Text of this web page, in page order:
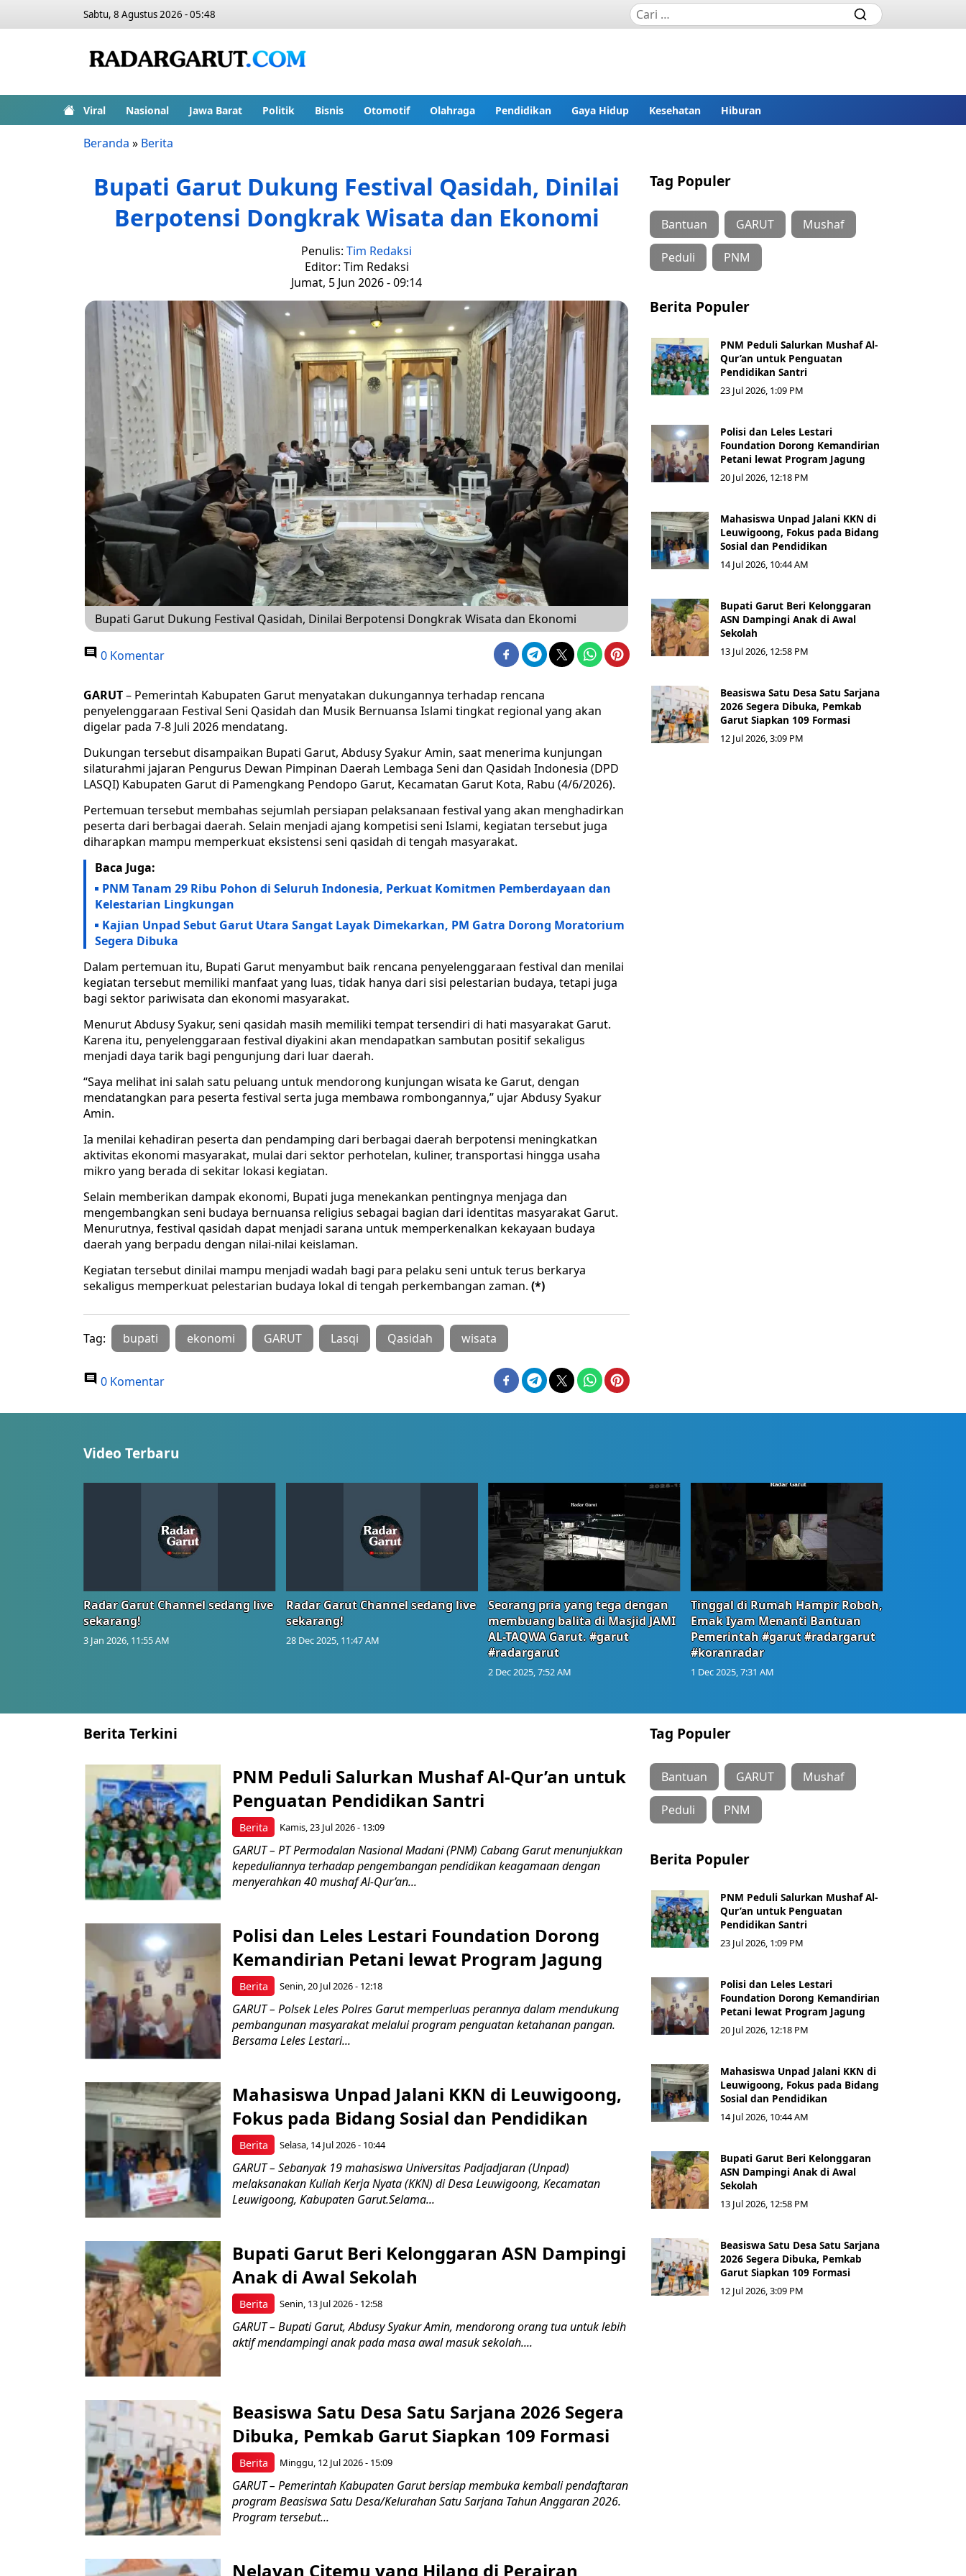
Sabtu, 8 Agustus 2026 - 05:48
Viral Nasional Jawa Barat Politik Bisnis Otomotif Olahraga Pendidikan Gaya Hidup Kesehatan Hiburan
Beranda » Berita
Bupati Garut Dukung Festival Qasidah, Dinilai
Berpotensi Dongkrak Wisata dan Ekonomi
Penulis: Tim Redaksi
Editor: Tim Redaksi
Jumat, 5 Jun 2026 - 09:14
Bupati Garut Dukung Festival Qasidah, Dinilai Berpotensi Dongkrak Wisata dan Ekonomi
0 Komentar
GARUT– Pemerintah Kabupaten Garut menyatakan dukungannya terhadap rencana
penyelenggaraan Festival Seni Qasidah dan Musik Bernuansa Islami tingkat regional yang akan
digelar pada 7-8 Juli 2026 mendatang.
Dukungan tersebut disampaikan Bupati Garut, Abdusy Syakur Amin, saat menerima kunjungan
silaturahmi jajaran Pengurus Dewan Pimpinan Daerah Lembaga Seni dan Qasidah Indonesia (DPD
LASQI) Kabupaten Garut di Pamengkang Pendopo Garut, Kecamatan Garut Kota, Rabu (4/6/2026).
Pertemuan tersebut membahas sejumlah persiapan pelaksanaan festival yang akan menghadirkan
peserta dari berbagai daerah. Selain menjadi ajang kompetisi seni Islami, kegiatan tersebut juga
diharapkan mampu memperkuat eksistensi seni qasidah di tengah masyarakat.
Baca Juga:
PNM Tanam 29 Ribu Pohon di Seluruh Indonesia, Perkuat Komitmen Pemberdayaan dan
Kelestarian Lingkungan
Kajian Unpad Sebut Garut Utara Sangat Layak Dimekarkan, PM Gatra Dorong Moratorium
Segera Dibuka
Dalam pertemuan itu, Bupati Garut menyambut baik rencana penyelenggaraan festival dan menilai
kegiatan tersebut memiliki manfaat yang luas, tidak hanya dari sisi pelestarian budaya, tetapi juga
bagi sektor pariwisata dan ekonomi masyarakat.
Menurut Abdusy Syakur, seni qasidah masih memiliki tempat tersendiri di hati masyarakat Garut.
Karena itu, penyelenggaraan festival diyakini akan mendapatkan sambutan positif sekaligus
menjadi daya tarik bagi pengunjung dari luar daerah.
“Saya melihat ini salah satu peluang untuk mendorong kunjungan wisata ke Garut, dengan
mendatangkan para peserta festival serta juga membawa rombongannya,” ujar Abdusy Syakur
Amin.
Ia menilai kehadiran peserta dan pendamping dari berbagai daerah berpotensi meningkatkan
aktivitas ekonomi masyarakat, mulai dari sektor perhotelan, kuliner, transportasi hingga usaha
mikro yang berada di sekitar lokasi kegiatan.
Selain memberikan dampak ekonomi, Bupati juga menekankan pentingnya menjaga dan
mengembangkan seni budaya bernuansa religius sebagai bagian dari identitas masyarakat Garut.
Menurutnya, festival qasidah dapat menjadi sarana untuk memperkenalkan kekayaan budaya
daerah yang berpadu dengan nilai-nilai keislaman.
Kegiatan tersebut dinilai mampu menjadi wadah bagi para pelaku seni untuk terus berkarya
sekaligus memperkuat pelestarian budaya lokal di tengah perkembangan zaman. (*)
Tag: bupati ekonomi GARUT Lasqi Qasidah wisata
0 Komentar
Tag Populer
Bantuan GARUT Mushaf
Peduli PNM
Berita Populer
PNM Peduli Salurkan Mushaf Al-
Qur’an untuk Penguatan
Pendidikan Santri
23 Jul 2026, 1:09 PM
Polisi dan Leles Lestari
Foundation Dorong Kemandirian
Petani lewat Program Jagung
20 Jul 2026, 12:18 PM
Mahasiswa Unpad Jalani KKN di
Leuwigoong, Fokus pada Bidang
Sosial dan Pendidikan
14 Jul 2026, 10:44 AM
Bupati Garut Beri Kelonggaran
ASN Dampingi Anak di Awal
Sekolah
13 Jul 2026, 12:58 PM
Beasiswa Satu Desa Satu Sarjana
2026 Segera Dibuka, Pemkab
Garut Siapkan 109 Formasi
12 Jul 2026, 3:09 PM
Video Terbaru
Radar Garut Channel sedang live
sekarang!
3 Jan 2026, 11:55 AM
Radar Garut Channel sedang live
sekarang!
28 Dec 2025, 11:47 AM
Seorang pria yang tega dengan
membuang balita di Masjid JAMI
AL-TAQWA Garut. #garut
#radargarut
2 Dec 2025, 7:52 AM
Tinggal di Rumah Hampir Roboh,
Emak Iyam Menanti Bantuan
Pemerintah #garut #radargarut
#koranradar
1 Dec 2025, 7:31 AM
Berita Terkini
Berita
PNM Peduli Salurkan Mushaf Al-Qur’an untuk
Penguatan Pendidikan Santri
Kamis, 23 Jul 2026 - 13:09
GARUT – PT Permodalan Nasional Madani (PNM) Cabang Garut menunjukkan
kepeduliannya terhadap pengembangan pendidikan keagamaan dengan
menyerahkan 40 mushaf Al-Qur’an...
Berita
Polisi dan Leles Lestari Foundation Dorong
Kemandirian Petani lewat Program Jagung
Senin, 20 Jul 2026 - 12:18
GARUT – Polsek Leles Polres Garut memperluas perannya dalam mendukung
pembangunan masyarakat melalui program penguatan ketahanan pangan.
Bersama Leles Lestari...
Berita
Mahasiswa Unpad Jalani KKN di Leuwigoong,
Fokus pada Bidang Sosial dan Pendidikan
Selasa, 14 Jul 2026 - 10:44
GARUT – Sebanyak 19 mahasiswa Universitas Padjadjaran (Unpad)
melaksanakan Kuliah Kerja Nyata (KKN) di Desa Leuwigoong, Kecamatan
Leuwigoong, Kabupaten Garut.Selama...
Berita
Bupati Garut Beri Kelonggaran ASN Dampingi
Anak di Awal Sekolah
Senin, 13 Jul 2026 - 12:58
GARUT – Bupati Garut, Abdusy Syakur Amin, mendorong orang tua untuk lebih
aktif mendampingi anak pada masa awal masuk sekolah....
Berita
Beasiswa Satu Desa Satu Sarjana 2026 Segera
Dibuka, Pemkab Garut Siapkan 109 Formasi
Minggu, 12 Jul 2026 - 15:09
GARUT – Pemerintah Kabupaten Garut bersiap membuka kembali pendaftaran
program Beasiswa Satu Desa/Kelurahan Satu Sarjana Tahun Anggaran 2026.
Program tersebut...
Nelayan Citemu yang Hilang di Perairan
Tag Populer
Bantuan GARUT Mushaf
Peduli PNM
Berita Populer
PNM Peduli Salurkan Mushaf Al-
Qur’an untuk Penguatan
Pendidikan Santri
23 Jul 2026, 1:09 PM
Polisi dan Leles Lestari
Foundation Dorong Kemandirian
Petani lewat Program Jagung
20 Jul 2026, 12:18 PM
Mahasiswa Unpad Jalani KKN di
Leuwigoong, Fokus pada Bidang
Sosial dan Pendidikan
14 Jul 2026, 10:44 AM
Bupati Garut Beri Kelonggaran
ASN Dampingi Anak di Awal
Sekolah
13 Jul 2026, 12:58 PM
Beasiswa Satu Desa Satu Sarjana
2026 Segera Dibuka, Pemkab
Garut Siapkan 109 Formasi
12 Jul 2026, 3:09 PM